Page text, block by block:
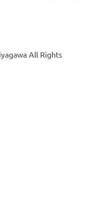
All Rights